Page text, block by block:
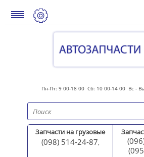
Пн-Пт: 9 00-18 00 Сб: 10 00-14 00 Вс -
Запчасти на грузовые
(098) 514-24-87,